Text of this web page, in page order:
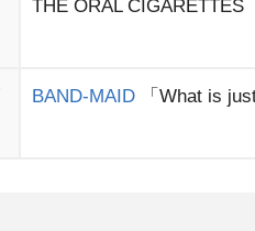
THE ORAL CIGARETTES
BAND-MAID 「What is